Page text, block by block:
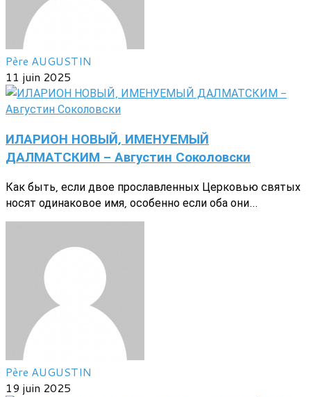
Père AUGUSTIN
11 juin 2025
ИЛАРИОН НОВЫЙ, ИМЕНУЕМЫЙ
ДАЛМАТСКИМ - Августин Соколовски
Как быть, если двое прославленных Церковью святых
носят одинаковое имя, особенно если оба они...
Père AUGUSTIN
19 juin 2025